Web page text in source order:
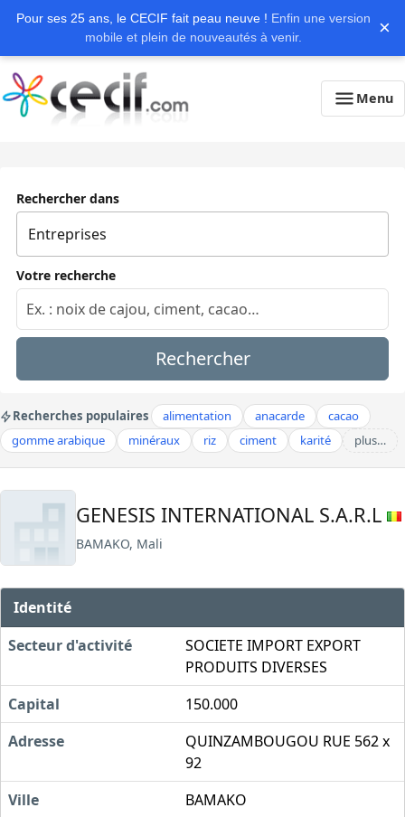
Pour ses 25 ans, le CECIF fait peau neuve ! Enfin une version
mobile et plein de nouveautés à venir.
×
Menu
Rechercher dans
Votre recherche
Rechercher
Recherches populaires alimentation anacarde
cacao
gomme arabique
minéraux riz ciment karité plus…
GENESIS INTERNATIONAL S.A.R.L
BAMAKO, Mali
Identité
Secteur d'activité
SOCIETE IMPORT EXPORT
PRODUITS DIVERSES
Capital
150.000
Adresse
QUINZAMBOUGOU RUE 562 x
92
Ville
BAMAKO